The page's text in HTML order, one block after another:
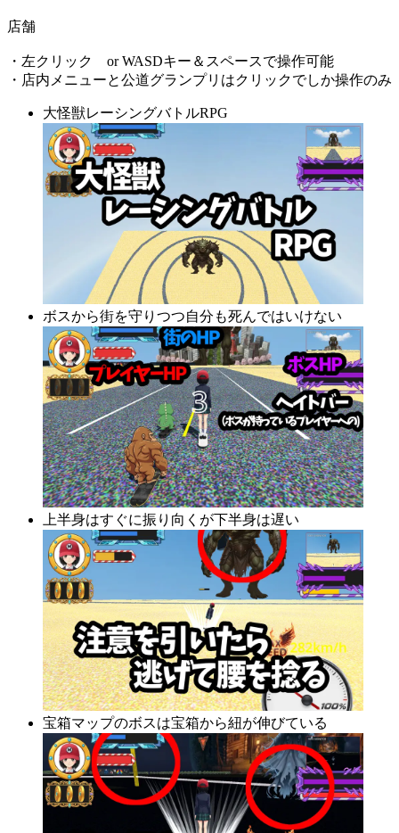
店舗
・左クリック or WASDキー＆スペースで操作可能
・店内メニューと公道グランプリはクリックでしか操作のみ
大怪獣レーシングバトルRPG
ボスから街を守りつつ自分も死んではいけない
上半身はすぐに振り向くが下半身は遅い
宝箱マップのボスは宝箱から紐が伸びている